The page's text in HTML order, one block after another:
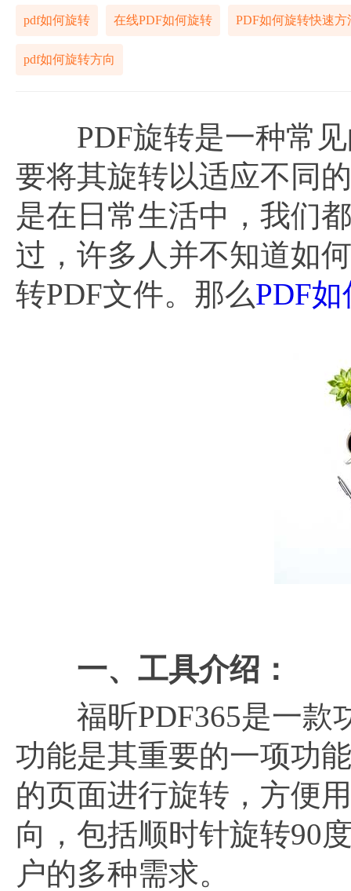
pdf如何旋转 在线PDF如何旋转 PDF如何旋转快速方
pdf如何旋转方向
PDF旋转是一种常见
要将其旋转以适应不同
是在日常生活中，我们
过，许多人并不知道如
转PDF文件。那么PDF
一、工具介绍：
福昕PDF365是一款
功能是其重要的一项功
的页面进行旋转，方便
向，包括顺时针旋转90
户的多种需求。